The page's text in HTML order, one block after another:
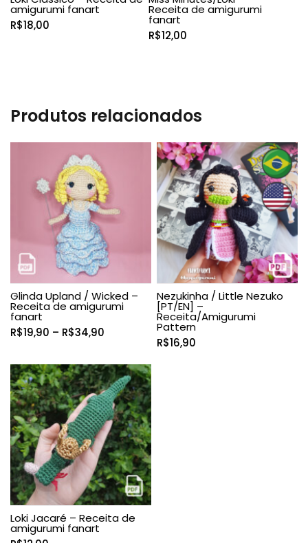
amigurumi fanart
R$18,00
Receita de amigurumi
fanart
R$12,00
Produtos relacionados
Glinda Upland / Wicked –
Receita de amigurumi
fanart
R$19,90 – R$34,90
preço:
R$19,90
através
R$34,90
Nezukinha / Little Nezuko
[PT/EN] –
Receita/Amigurumi
Pattern
R$16,90
Loki Jacaré – Receita de
amigurumi fanart